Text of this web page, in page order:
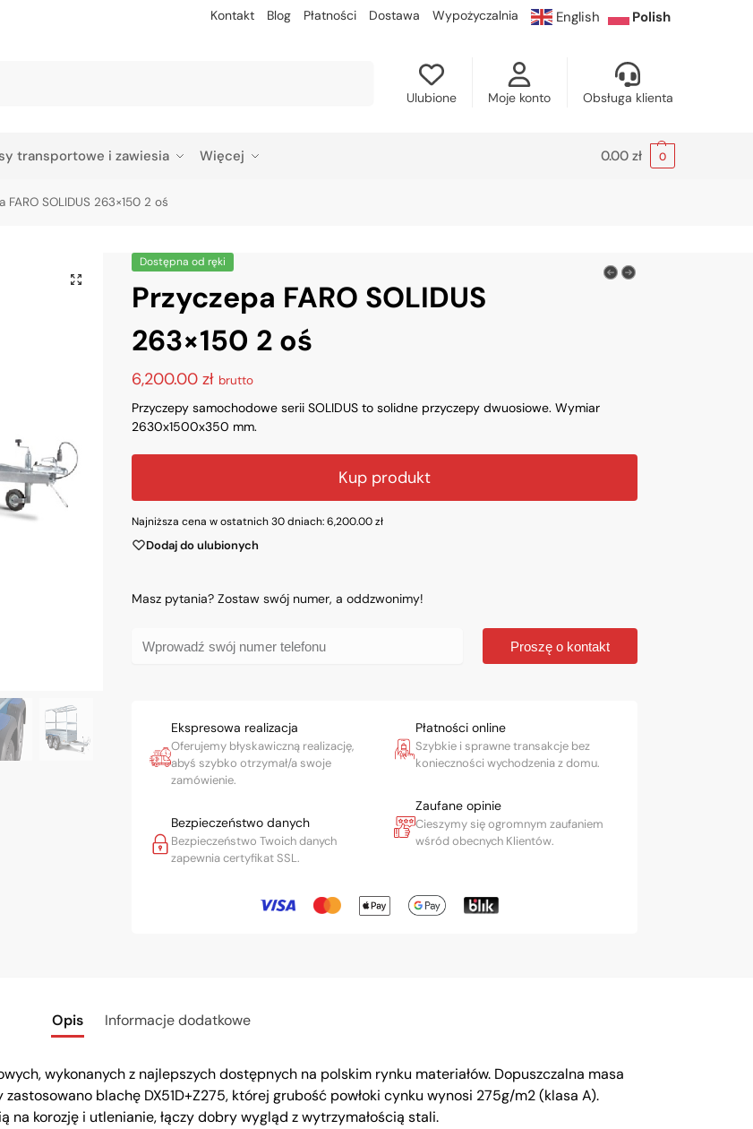
Kontakt Blog Płatności Dostawa Wypożyczalnia English Polish
Ulubione Moje konto Obsługa klienta
transportowe i zawiesia Więcej 0.00 zł 0
FARO SOLIDUS 263×150 2 oś
Dostępna od ręki
Przyczepa FARO SOLIDUS
263×150 2 oś
6,200.00zł brutto
Przyczepy samochodowe serii SOLIDUS to solidne przyczepy dwuosiowe. Wymiar
2630x1500x350 mm.
Kup produkt
Najniższa cena w ostatnich 30 dniach:6,200.00zł
Dodaj do ulubionych
Masz pytania? Zostaw swój numer, a oddzwonimy!
Proszę o kontakt
Ekspresowa realizacja
Oferujemy błyskawiczną realizację,
abyś szybko otrzymał/a swoje
zamówienie.
Bezpieczeństwo danych
Bezpieczeństwo Twoich danych
zapewnia certyfikat SSL.
Płatności online
Szybkie i sprawne transakcje bez
konieczności wychodzenia z domu.
Zaufane opinie
Cieszymy się ogromnym zaufaniem
wśród obecnych Klientów.
Opis Informacje dodatkowe
wykonanych z najlepszych dostępnych na polskim rynku materiałów. Dopuszczalna masa
blachę DX51D+Z275, której grubość powłoki cynku wynosi 275g/m2 (klasa A).
korozję i utlenianie, łączy dobry wygląd z wytrzymałością stali.